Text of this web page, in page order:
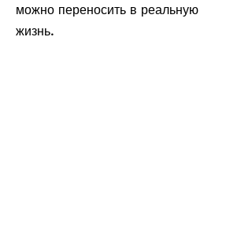
можно переносить в реальную
жизнь.